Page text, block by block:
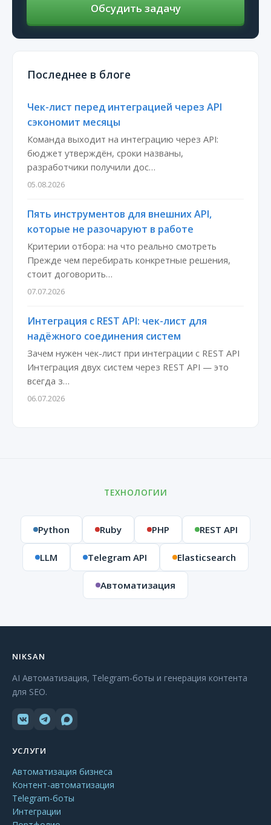
Обсудить задачу
Последнее в блоге
Чек-лист перед интеграцией через API
сэкономит месяцы
Команда выходит на интеграцию через API:
бюджет утверждён, сроки названы,
разработчики получили дос…
05.08.2026
Пять инструментов для внешних API,
которые не разочаруют в работе
Критерии отбора: на что реально смотреть
Прежде чем перебирать конкретные решения,
стоит договорить…
07.07.2026
Интеграция с REST API: чек-лист для
надёжного соединения систем
Зачем нужен чек-лист при интеграции с REST API
Интеграция двух систем через REST API — это
всегда з…
06.07.2026
ТЕХНОЛОГИИ
Python Ruby PHP REST API
LLM Telegram API Elasticsearch
Автоматизация
NIKSAN
AI Автоматизация, Telegram-боты и генерация контента
для SEO.
УСЛУГИ
Автоматизация бизнеса
Контент-автоматизация
Telegram-боты
Интеграции